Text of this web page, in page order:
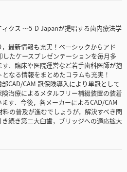
クス ～5-D Japanが提唱する歯内療法学
最新情報も充実！ベーシックからアド
たケースプレゼンテーションを毎月多
．臨床や医院運営など若手歯科医師が抱
なる情報をまとめたコラムも充実！
CAD/CAM 冠保険導入により単冠として
治療によるメタルフリー補綴装置の装着
す．今後，各メーカーによるCAD/CAM
の普及が進むでしょうが，解決すべき問
続き第二大臼歯，ブリッジへの適応拡大